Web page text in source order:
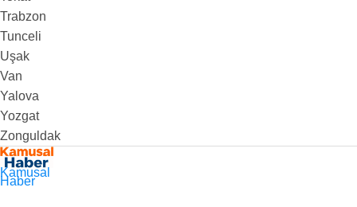
Trabzon
Tunceli
Uşak
Van
Yalova
Yozgat
Zonguldak
Kamusal
Haber